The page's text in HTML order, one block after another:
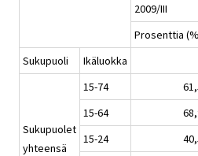
2009/III
Prosenttia
Sukupuoli
Ikäluokka
Sukupuolet
yhteensä
15-74
15-64
15-24